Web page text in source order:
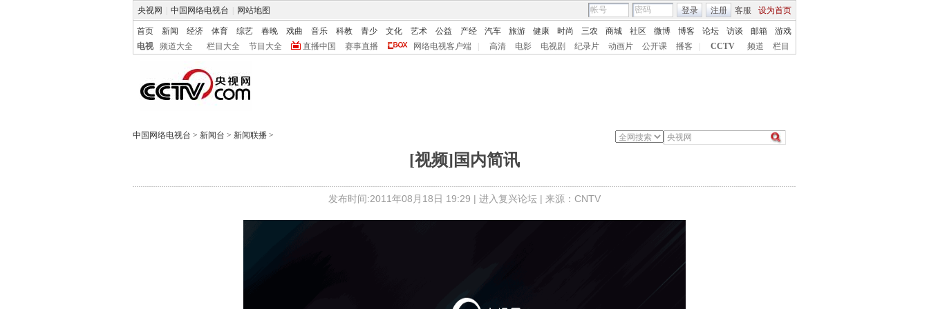
央视网 中国网络电视台 网站地图 客服 设为首页
登录 注册
首页 新闻 经济 体育 综艺 春晚 戏曲 音乐 科教 青少 文化 艺术 公益 产经 汽车 旅游 健康 时尚 三农 商城 社区 微博 博客 论坛 访谈 邮箱
游戏
电视
频道大全 栏目大全 节目大全 直播中国 赛事直播 网络电视客户端 高清 电影 电视剧 纪录片 动画片 公开课 播客 CCTV 频道 栏目
中国网络电视台 > 新闻台 > 新闻联播 >
[视频]国内简讯
发布时间:2011年08月18日 19:29 | 进入复兴论坛 | 来源：CNTV